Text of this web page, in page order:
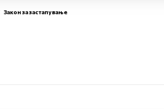
Закон за застапување